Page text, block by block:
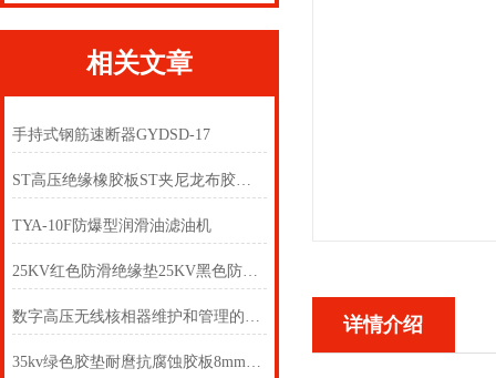
相关文章
手持式钢筋速断器GYDSD-17
ST高压绝缘橡胶板ST夹尼龙布胶板ST耐酸碱胶板
TYA-10F防爆型润滑油滤油机
25KV红色防滑绝缘垫25KV黑色防滑绝缘垫
数字高压无线核相器维护和管理的特征
35kv绿色胶垫耐麿抗腐蚀胶板8mm防滑绝缘垫
详情介绍